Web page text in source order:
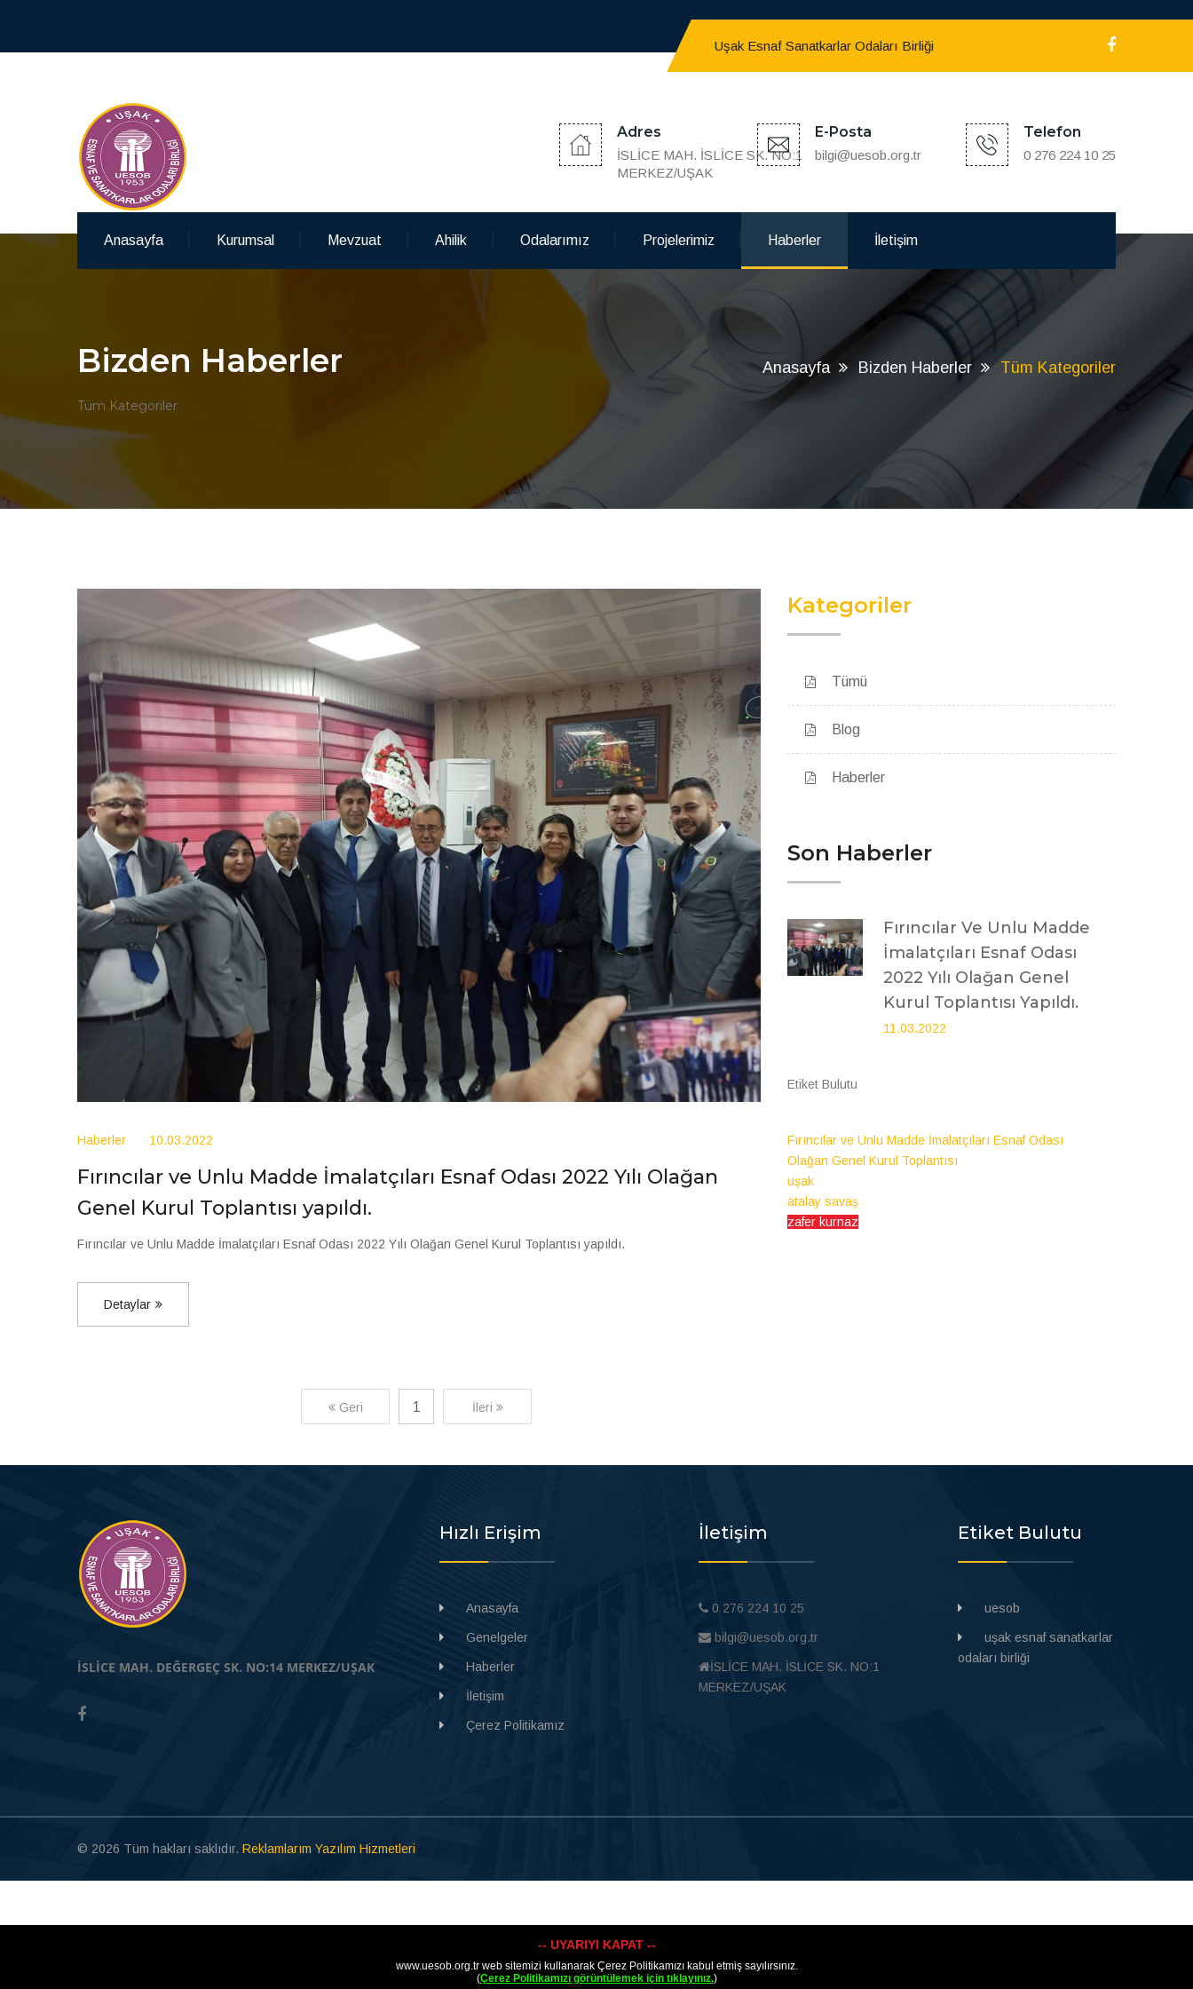
Uşak Esnaf Sanatkarlar Odaları Birliği
Adres
İSLİCE MAH. İSLİCE SK. NO:1
MERKEZ/UŞAK
E-Posta
bilgi@uesob.org.tr
Telefon
0 276 224 10 25
Anasayfa Kurumsal Mevzuat Ahilik Odalarımız Projelerimiz Haberler İletişim
Bizden Haberler
Tüm Kategoriler
Anasayfa Bizden Haberler Tüm Kategoriler
Haberler 10.03.2022
Fırıncılar ve Unlu Madde İmalatçıları Esnaf Odası 2022 Yılı Olağan
Genel Kurul Toplantısı yapıldı.
Fırıncılar ve Unlu Madde İmalatçıları Esnaf Odası 2022 Yılı Olağan Genel Kurul Toplantısı yapıldı.
Detaylar
Geri 1 İleri
Kategoriler
Tümü
Blog
Haberler
Son Haberler
Fırıncılar Ve Unlu Madde
İmalatçıları Esnaf Odası
2022 Yılı Olağan Genel
Kurul Toplantısı Yapıldı.
11.03.2022
Etiket Bulutu
Fırıncılar ve Unlu Madde İmalatçıları Esnaf Odası
Olağan Genel Kurul Toplantısı
uşak
atalay savaş
zafer kurnaz
İSLİCE MAH. DEĞERGEÇ SK. NO:14 MERKEZ/UŞAK
Hızlı Erişim
Anasayfa
Genelgeler
Haberler
İletişim
Çerez Politikamız
İletişim
0 276 224 10 25
bilgi@uesob.org.tr
İSLİCE MAH. İSLİCE SK. NO:1
MERKEZ/UŞAK
Etiket Bulutu
uesob
uşak esnaf sanatkarlar
odaları birliği
© 2026 Tüm hakları saklıdır. Reklamlarım Yazılım Hizmetleri
-- UYARIYI KAPAT --
www.uesob.org.tr web sitemizi kullanarak Çerez Politikamızı kabul etmiş sayılırsınız.
(Çerez Politikamızı görüntülemek için tıklayınız.)